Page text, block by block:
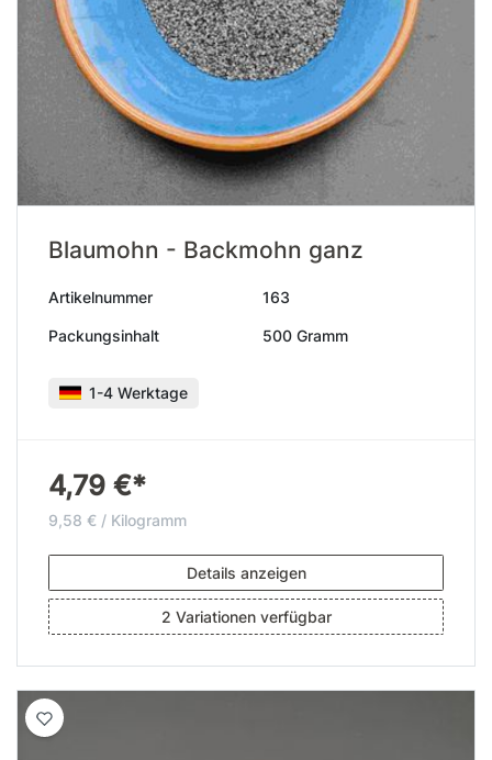
Blaumohn - Backmohn ganz
Artikelnummer 163
Packungsinhalt 500 Gramm
1-4 Werktage
4,79 €*
9,58 € / Kilogramm
Details anzeigen
2 Variationen verfügbar